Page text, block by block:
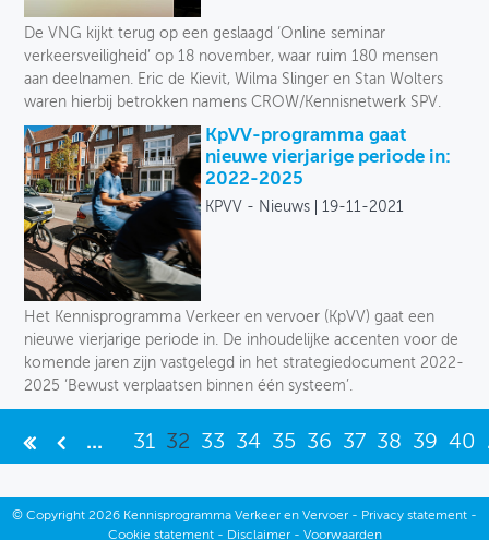
De VNG kijkt terug op een geslaagd ‘Online seminar
verkeersveiligheid’ op 18 november, waar ruim 180 mensen
aan deelnamen. Eric de Kievit, Wilma Slinger en Stan Wolters
waren hierbij betrokken namens CROW/Kennisnetwerk SPV.
KpVV-programma gaat
nieuwe vierjarige periode in:
2022-2025
KPVV - Nieuws 19-11-2021
Het Kennisprogramma Verkeer en vervoer (KpVV) gaat een
nieuwe vierjarige periode in. De inhoudelijke accenten voor de
komende jaren zijn vastgelegd in het strategiedocument 2022-
2025 ‘Bewust verplaatsen binnen één systeem’.
... 31 32 33 34 35 36 37 38 39 40
© Copyright 2026 Kennisprogramma Verkeer en Vervoer - Privacy statement -
Cookie statement- Disclaimer- Voorwaarden